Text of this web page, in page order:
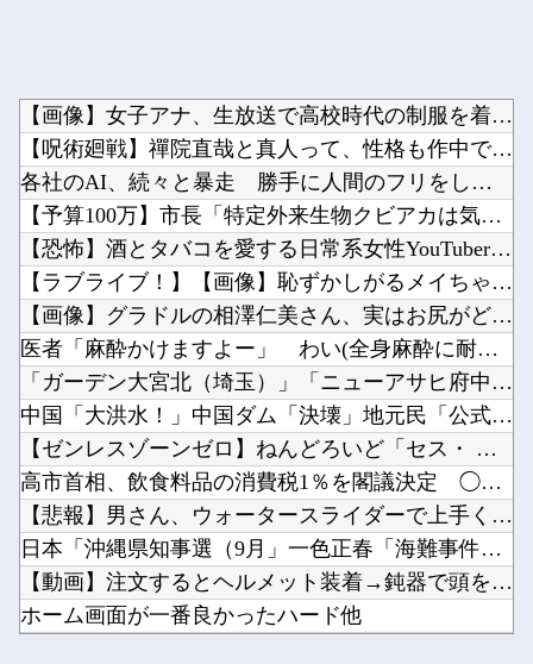
【画像】女子アナ、生放送で高校時代の制服を着てしまうｗｗｗｗ...
【呪術廻戦】禪院直哉と真人って、性格も作中での行いも末路も似...
各社のAI、続々と暴走 勝手に人間のフリをしてサイバー攻撃を...
【予算100万】市長「特定外来生物クビアカは気持ち悪い虫だし...
【恐怖】酒とタバコを愛する日常系女性YouTuber、ガチで...
【ラブライブ！】【画像】恥ずかしがるメイちゃんの破壊力ｗｗｗ...
【画像】グラドルの相澤仁美さん、実はお尻がどちゃシコすぎたｗ...
医者「麻酔かけますよー」 わい(全身麻酔に耐えて見せる！うお...
「ガーデン大宮北（埼玉）」「ニューアサヒ府中四谷店（東京）」...
中国「大洪水！」中国ダム「決壊」地元民「公式発表より死者多い...
【ゼンレスゾーンゼロ】ねんどろいど「セス・ ローウェル」【本...
高市首相、飲食料品の消費税1％を閣議決定 ◯◯をチラつかせて...
【悲報】男さん、ウォータースライダーで上手く滑れずチューブの...
日本「沖縄県知事選（9月」一色正春「海難事件追及（検証」八重...
【動画】注文するとヘルメット装着→鈍器で頭を殴られるチェコの...
ホーム画面が一番良かったハード他